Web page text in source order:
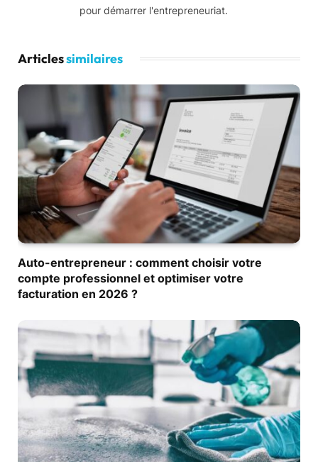
pour démarrer l'entrepreneuriat.
Articlessimilaires
Auto-entrepreneur : comment choisir votre
compte professionnel et optimiser votre
facturation en 2026 ?